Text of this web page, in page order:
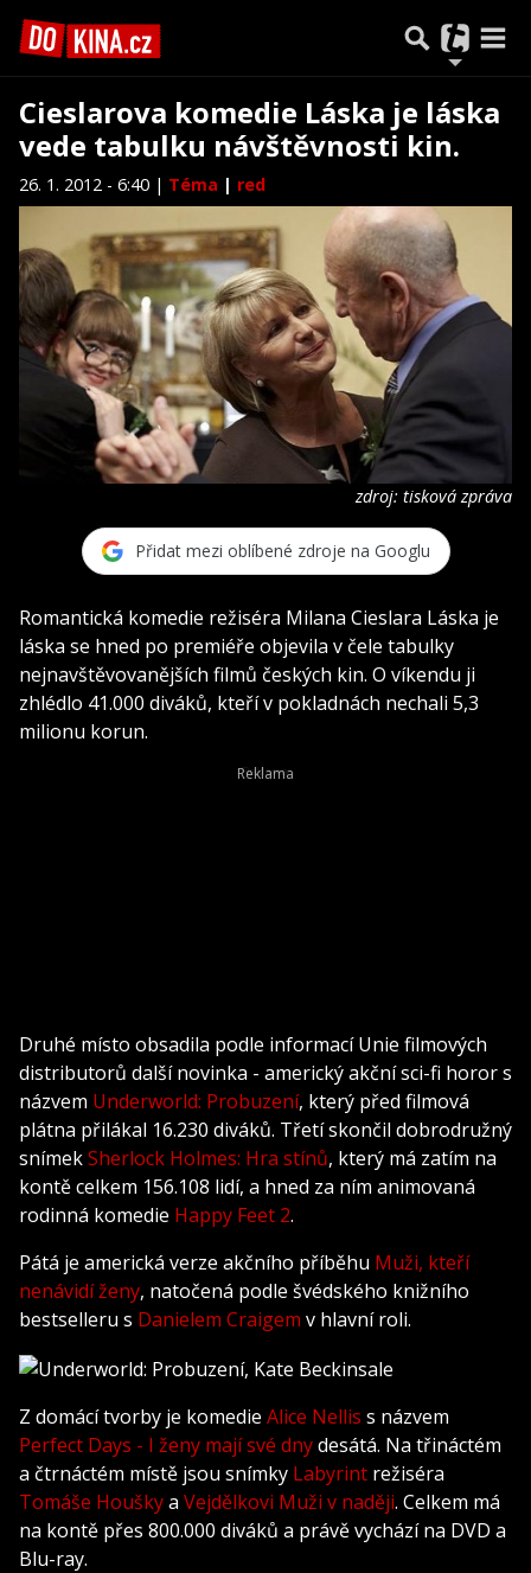
Cieslarova komedie Láska je láska
vede tabulku návštěvnosti kin.
26. 1. 2012 - 6:40 | Téma | red
zdroj: tisková zpráva
Přidat mezi oblíbené zdroje na Googlu
Romantická komedie režiséra Milana Cieslara Láska je
láska se hned po premiéře objevila v čele tabulky
nejnavštěvovanějších filmů českých kin. O víkendu ji
zhlédlo 41.000 diváků, kteří v pokladnách nechali 5,3
milionu korun.
Druhé místo obsadila podle informací Unie filmových
distributorů další novinka - americký akční sci-fi horor s
názvem Underworld: Probuzení, který před filmová
plátna přilákal 16.230 diváků. Třetí skončil dobrodružný
snímekSherlock Holmes: Hra stínů, který má zatím na
kontě celkem 156.108 lidí, a hned za ním animovaná
rodinná komedie Happy Feet 2.
Pátá je americká verze akčního příběhu Muži, kteří
nenávidí ženy, natočená podle švédského knižního
bestselleru s Danielem Craigem v hlavní roli.
Z domácí tvorby je komedie Alice Nellis s názvem
Perfect Days - I ženy mají své dnydesátá. Na třináctém
a čtrnáctém místě jsou snímky Labyrint režiséra
Tomáše Houškya Vejdělkovi Muži v naději. Celkem má
na kontě přes 800.000 diváků a právě vychází na DVD a
Blu-ray.